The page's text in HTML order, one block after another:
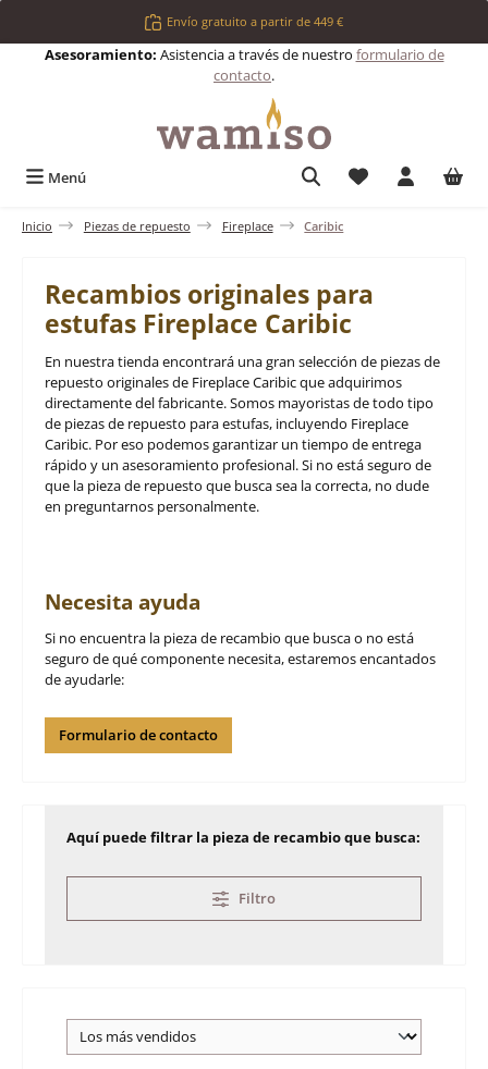
Saltar al contenido principalEnvío gratuito a partir de 449 €
Asesoramiento: Asistencia a través de nuestro formulario de
contacto.
Menú Tienes 0
Inicio Piezas de repuesto Fireplace Caribic
Recambios originales para
estufas Fireplace Caribic
En nuestra tienda encontrará una gran selección de piezas de
repuesto originales de Fireplace Caribic que adquirimos
directamente del fabricante. Somos mayoristas de todo tipo
de piezas de repuesto para estufas, incluyendo Fireplace
Caribic. Por eso podemos garantizar un tiempo de entrega
rápido y un asesoramiento profesional. Si no está seguro de
que la pieza de repuesto que busca sea la correcta, no dude
en preguntarnos personalmente.
Necesita ayuda
Si no encuentra la pieza de recambio que busca o no está
seguro de qué componente necesita, estaremos encantados
de ayudarle:
Formulario de contacto
Aquí puede filtrar la pieza de recambio que busca:
Filtro